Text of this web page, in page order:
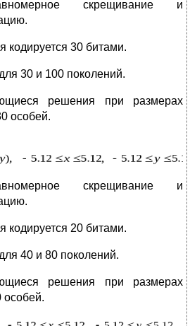
скрещивание и
кодируется 30 битами.
30 и 100 поколений.
решения при размерах
особей.
скрещивание и
кодируется 20 битами.
40 и 80 поколений.
решения при размерах
особей.